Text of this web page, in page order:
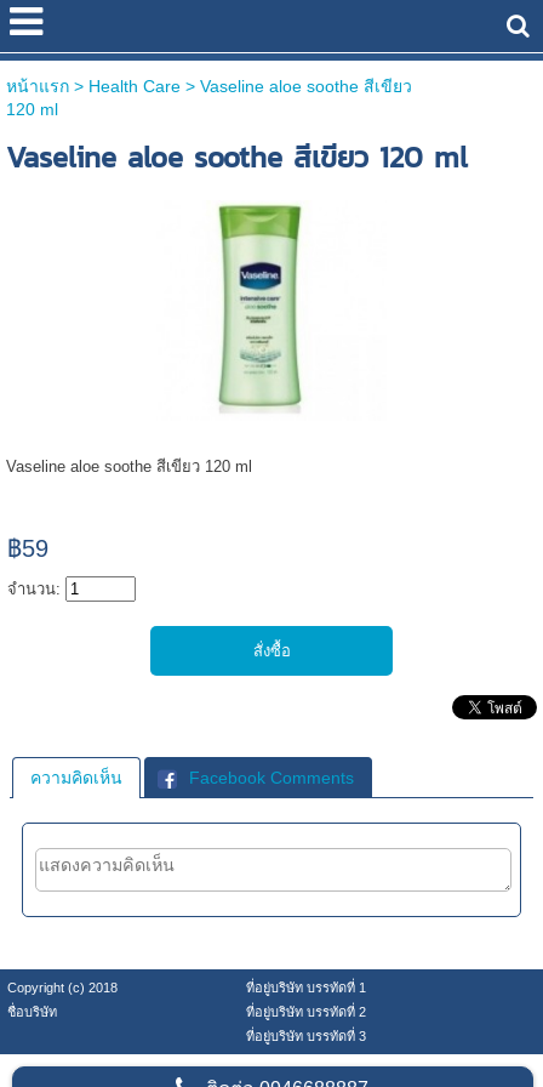
หน้าแรก> Health Care > Vaseline aloe soothe สีเขียว
120 ml
Vaseline aloe soothe สีเขียว 120 ml
Vaseline aloe soothe สีเขียว 120 ml
฿59
จำนวน:
ความคิดเห็น Facebook Comments
Copyright (c) 2018
ที่อยู่บริษัท บรรทัดที่ 1
ชื่อบริษัท
ที่อยู่บริษัท บรรทัดที่ 2
ที่อยู่บริษัท บรรทัดที่ 3